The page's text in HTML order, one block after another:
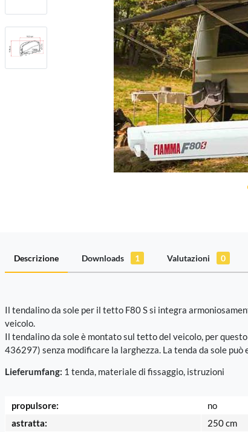
Descrizione Downloads 1 Valutazioni 0
Il tendalino da sole per il tetto F80 S si integra
veicolo.
Il tendalino da sole è montato sul tetto del veicolo, per
436297) senza modificare la larghezza. La tenda da sole
Lieferumfang: 1 tenda, materiale di fissaggio, istruzioni
propulsore:
no
astratta:
250 cm